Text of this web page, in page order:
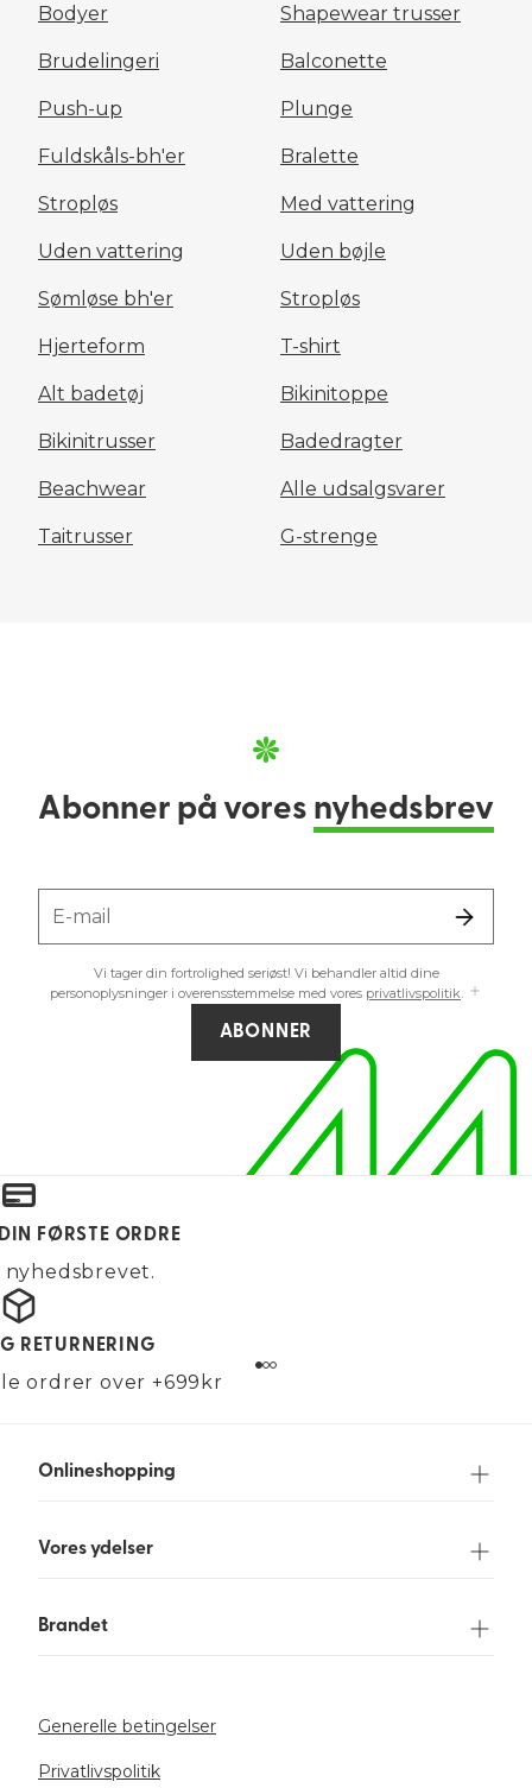
Bodyer Shapewear trusser
Brudelingeri Balconette
Push-up Plunge
Fuldskåls-bh'er Bralette
Stropløs Med vattering
Uden vattering Uden bøjle
Sømløse bh'er Stropløs
Hjerteform T-shirt
Alt badetøj Bikinitoppe
Bikinitrusser Badedragter
Beachwear Alle udsalgsvarer
Taitrusser G-strenge
Abonner på vores nyhedsbrev
E-mail
Vi tager din fortrolighed seriøst! Vi behandler altid dine
personoplysninger i overensstemmelse med vores privatlivspolitik.
ABONNER
FØRSTE ORDRE
RETURNERING
ordrer over +699kr
Onlineshopping
Vores ydelser
Brandet
Generelle betingelser
Privatlivspolitik